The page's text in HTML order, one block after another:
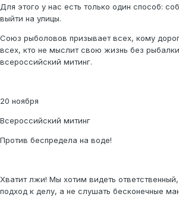
Для этого у нас есть только один способ:
выйти на улицы.
Союз рыболовов призывает всех, кому
всех, кто не мыслит свою жизнь без
всероссийский митинг.
20 ноября
Всероссийский митинг
Против беспредела на воде!
Хватит лжи! Мы хотим видеть
подход к делу, а не слушать бесконечные